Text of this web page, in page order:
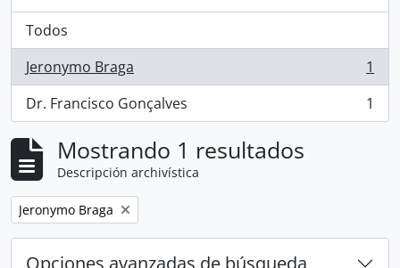
Todos
Jeronymo Braga
, 1 resultados
1
Dr. Francisco Gonçalves
, 1 resultados 1
Mostrando 1 resultados
Descripción archivística
Remove filter:
Jeronymo Braga
Opciones avanzadas de búsqueda